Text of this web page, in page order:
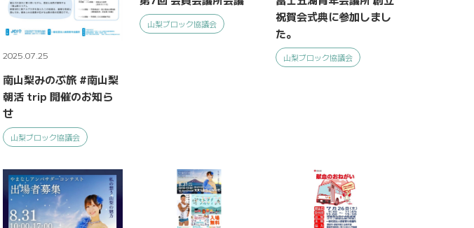
2025.07.25
南山梨みのぶ旅 #南山梨
朝活 trip 開催のお知ら
せ
山梨ブロック協議会
山梨ブロック協議会
祝賀会式典に参加しまし
た。
山梨ブロック協議会